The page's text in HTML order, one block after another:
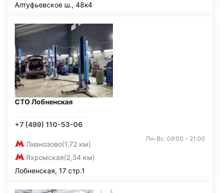
Алтуфьевское ш., 48к4
СТО Лобненская
+7 (499) 110-53-06
Лианозово(1,72 км)
Яхромская(2,34 км)
Пн-Вс: 09:00 - 21:00
Лобненская, 17 стр.1